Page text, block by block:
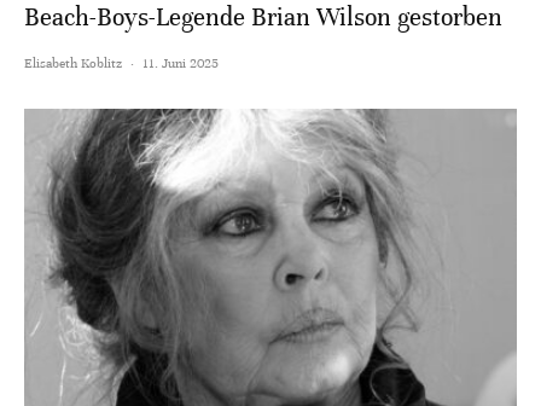
Beach-Boys-Legende Brian Wilson gestorben
Elisabeth Koblitz · 11. Juni 2025